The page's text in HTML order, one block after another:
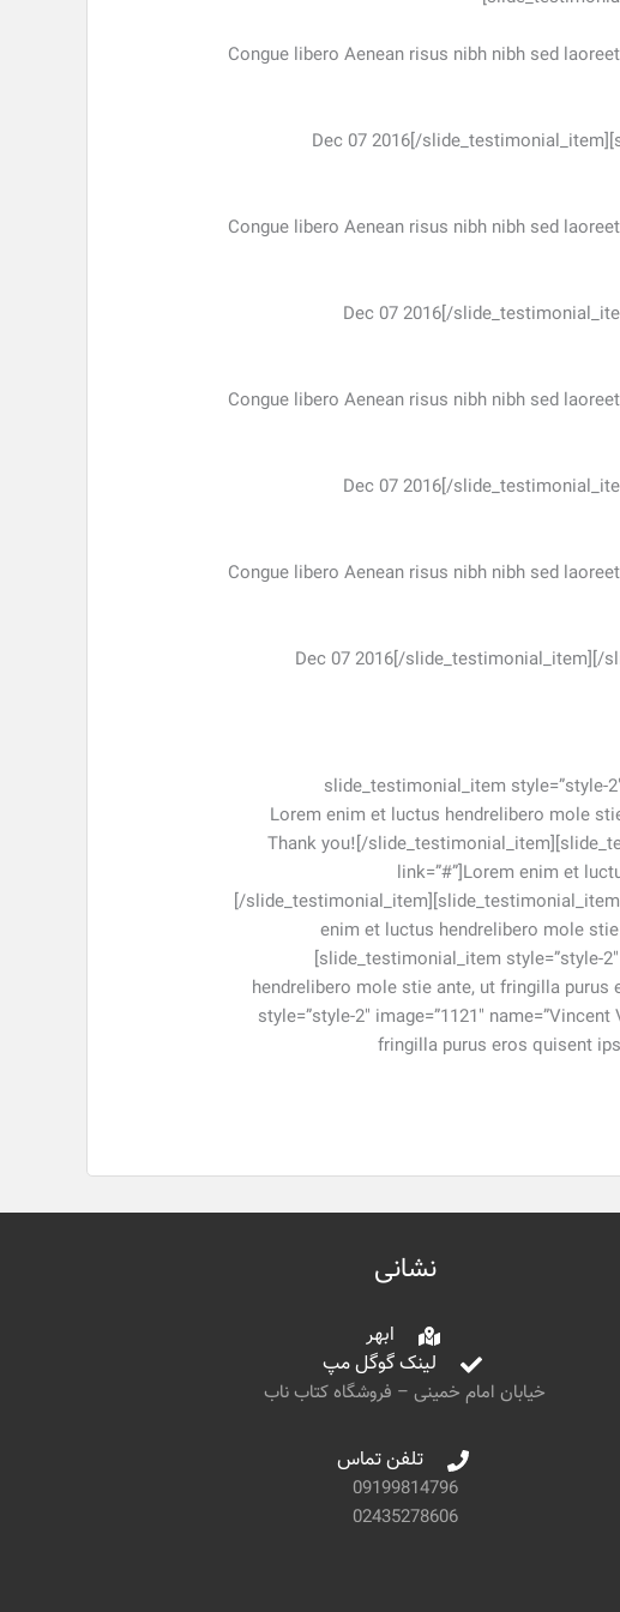
“Congue libero Aenean risus nibh nibh sed
Dec 07 2016[/
“Congue libero Aenean risus nibh nibh sed
Dec 07 2016[/
“Congue libero Aenean risus nibh nibh sed
Dec 07 2016[/
“Congue libero Aenean risus nibh nibh sed
Dec 07 2016[/slide_testimonial_item][/
[/vc_column_text][slide_carousel item=”3″
position=”happy customer” link=”#”]Lorem enim et
Thank you![/
link=”#”]Lorem enim et
[/slide_testimonial_item][slide_testimonial_item
enim et luctus hendrelibero mole
[slide_testimonial_item style=”style-
hendrelibero mole stie ante, ut fringilla
style=”style-2″ image=”1121″
fringilla purus eros quisent
نشانی
ابهر
لینک گوگل مپ
خیابان امام خمینی – فروشگاه کتاب ناب
تلفن تماس
09199814796
02435278606